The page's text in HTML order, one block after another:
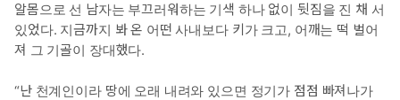
알몸으로 선 남자는 부끄러워하는 기색 하나 없이 뒷짐을 진 채 서
있었다. 지금까지 봐 온 어떤 사내보다 키가 크고, 어깨는 떡 벌어
져 그 기골이 장대했다.
“난 천계인이라 땅에 오래 내려와 있으면 정기가 점점 빠져나가